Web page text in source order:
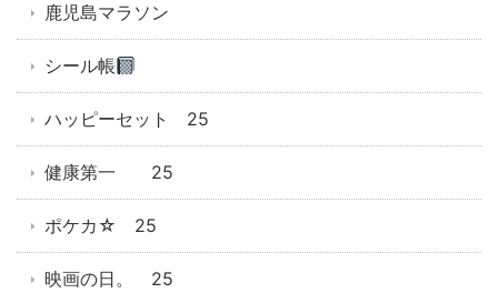
鹿児島マラソン
シール帳
ハッピーセット 25
健康第一 25
ポケカ☆ 25
映画の日。 25